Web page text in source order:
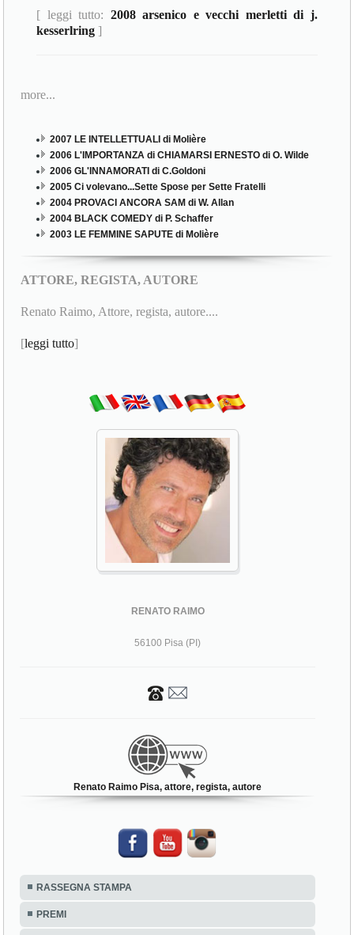
[ leggi tutto: 2008 arsenico e vecchi merletti di j.
kesserlring ]
more...
2007 LE INTELLETTUALI di Molière
2006 L'IMPORTANZA di CHIAMARSI ERNESTO di O. Wilde
2006 GL'INNAMORATI di C.Goldoni
2005 Ci volevano...Sette Spose per Sette Fratelli
2004 PROVACI ANCORA SAM di W. Allan
2004 BLACK COMEDY di P. Schaffer
2003 LE FEMMINE SAPUTE di Molière
ATTORE, REGISTA, AUTORE
Renato Raimo, Attore, regista, autore....
[leggi tutto]
RENATO RAIMO
56100 Pisa (PI)
Renato Raimo Pisa, attore, regista, autore
RASSEGNA STAMPA
PREMI